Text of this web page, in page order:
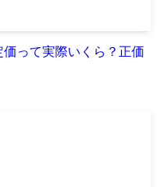
って実際いくら？正価